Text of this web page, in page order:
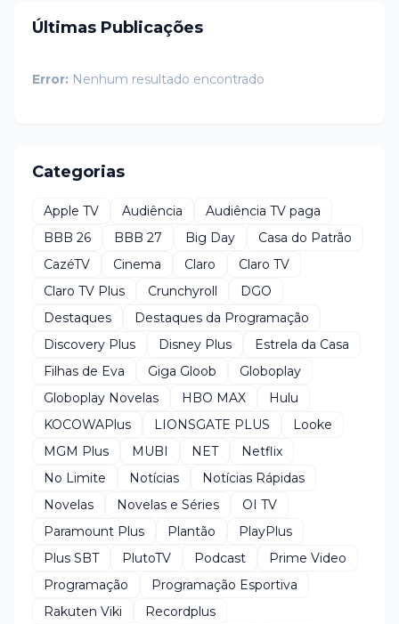
Últimas Publicações
Error: Nenhum resultado encontrado
Categorias
Apple TV Audiência
Audiência TV paga
BBB 26
BBB 27 Big Day
Casa do Patrão
CazéTV
Cinema Claro
Claro TV
Claro TV Plus
Crunchyroll
DGO
Destaques
Destaques da Programação
Discovery Plus
Disney Plus
Estrela da Casa
Filhas de Eva
Giga Gloob
Globoplay
Globoplay Novelas
HBO MAX
Hulu
KOCOWAPlus
LIONSGATE PLUS
Looke
MGM Plus
MUBI NET
Netflix
No Limite
Notícias
Notícias Rápidas
Novelas
Novelas e Séries
OI TV
Paramount Plus
Plantão
PlayPlus
Plus SBT
PlutoTV Podcast
Prime Video
Programação
Programação Esportiva
Rakuten Viki
Recordplus